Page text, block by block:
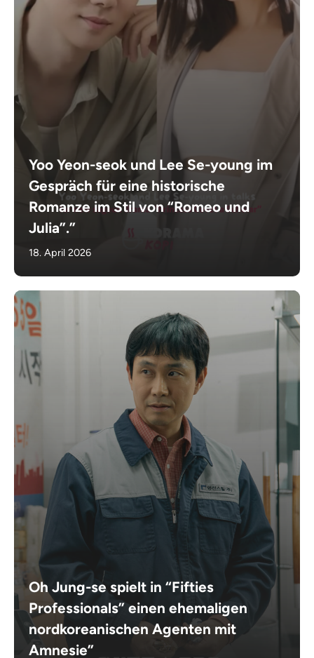
Yoo Yeon-seok und Lee Se-young im
Gespräch für eine historische
Romanze im Stil von “Romeo und
Julia”.”
18. April 2026
Oh Jung-se spielt in “Fifties
Professionals” einen ehemaligen
nordkoreanischen Agenten mit
Amnesie”